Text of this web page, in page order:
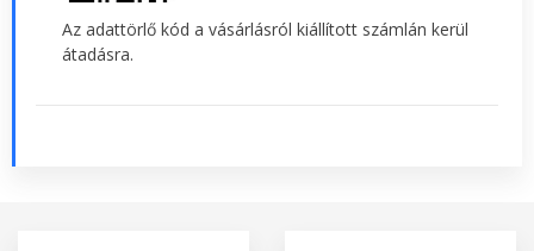
Az adattörlő kód a vásárlásról kiállított számlán kerül
átadásra.